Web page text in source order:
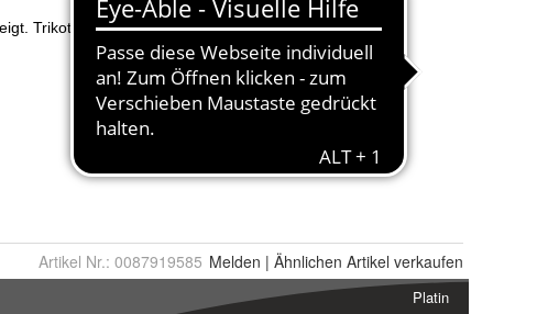
Artikel Nr.: 0087919585 Melden | Ähnlichen Artikel verkaufen
Platin